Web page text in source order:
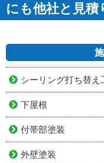
にも他社と見積
シーリング打ち替え
下屋根
付帯部塗装
外壁塗装